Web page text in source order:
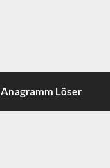
Anagramm Löser